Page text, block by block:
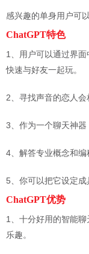
感兴趣的单身用户可
ChatGPT特色
1、用户可以通过界
快速与好友一起玩。
2、寻找声音的恋人会
3、作为一个聊天神器
4、解答专业概念和编
5、你可以把它设定成
ChatGPT优势
1、十分好用的智能
乐趣。